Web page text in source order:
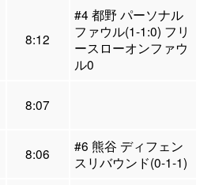
8:12
#4 都野 パーソナル
ファウル(1-1:0) フリ
ースローオンファウ
ル0
8:07
8:06
#6 熊谷 ディフェン
スリバウンド(0-1-1)